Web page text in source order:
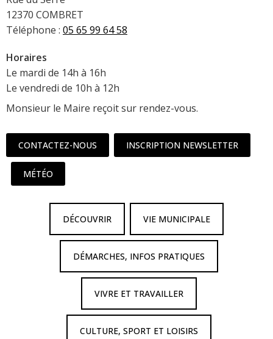
12370 COMBRET
Téléphone : 05 65 99 64 58
Horaires
Le mardi de 14h à 16h
Le vendredi de 10h à 12h
Monsieur le Maire reçoit sur rendez-vous.
CONTACTEZ-NOUS INSCRIPTION NEWSLETTER
MÉTÉO
DÉCOUVRIR VIE MUNICIPALE
DÉMARCHES, INFOS PRATIQUES
VIVRE ET TRAVAILLER
CULTURE, SPORT ET LOISIRS